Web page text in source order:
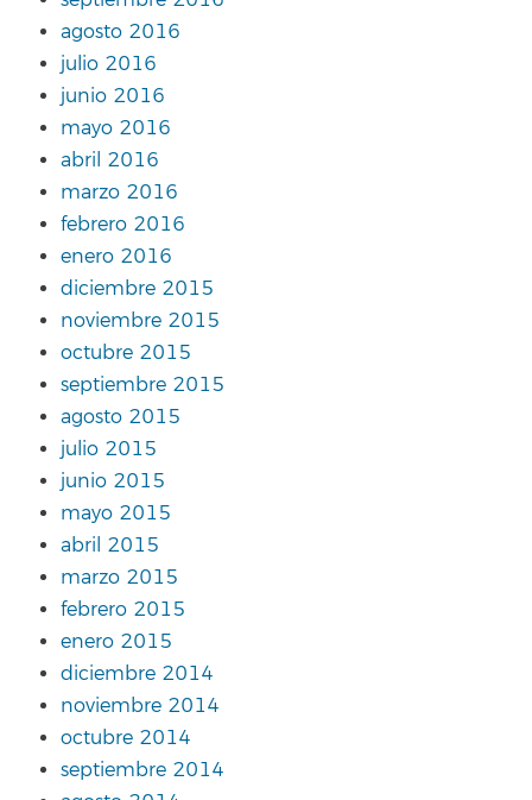
agosto 2016
julio 2016
junio 2016
mayo 2016
abril 2016
marzo 2016
febrero 2016
enero 2016
diciembre 2015
noviembre 2015
octubre 2015
septiembre 2015
agosto 2015
julio 2015
junio 2015
mayo 2015
abril 2015
marzo 2015
febrero 2015
enero 2015
diciembre 2014
noviembre 2014
octubre 2014
septiembre 2014